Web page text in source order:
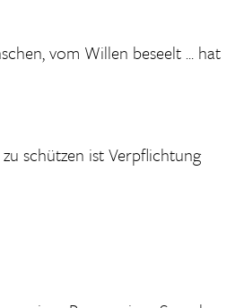
vom Willen beseelt … hat
schützen ist Verpflichtung